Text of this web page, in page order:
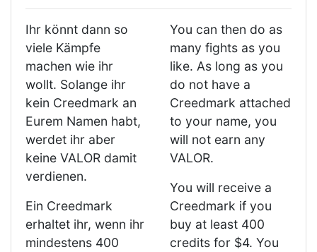
Ihr könnt dann so
viele Kämpfe
machen wie ihr
wollt. Solange ihr
kein Creedmark an
Eurem Namen habt,
werdet ihr aber
keine VALOR damit
verdienen.
Ein Creedmark
erhaltet ihr, wenn ihr
mindestens 400
You can then do as
many fights as you
like. As long as you
do not have a
Creedmark attached
to your name, you
will not earn any
VALOR.
You will receive a
Creedmark if you
buy at least 400
credits for $4. You